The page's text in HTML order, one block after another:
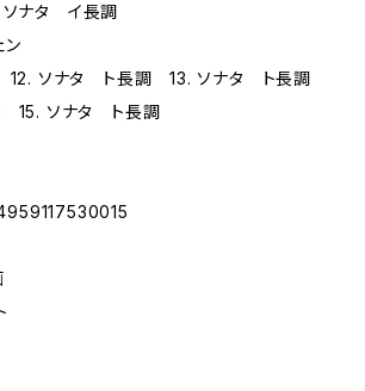
ナタ イ長調
ン
12. ソナタ ト長調 13. ソナタ ト長調
15. ソナタ ト長調